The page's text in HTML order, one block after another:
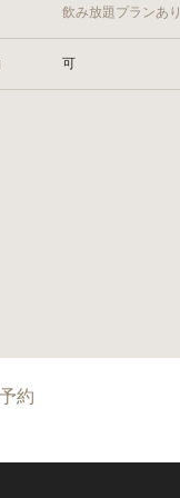
飲み放題プランあり
可
予約